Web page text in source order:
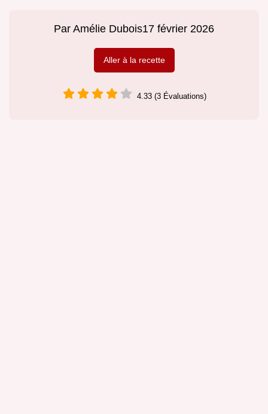
Par Amélie Dubois17 février 2026
Aller à la recette
4.33 (3 Évaluations)